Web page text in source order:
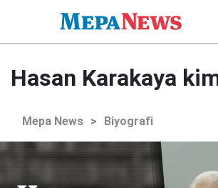
Hasan Karakaya
Mepa News > Biyografi